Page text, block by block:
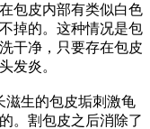
包皮内部有类似白色
掉的。这种情况是包
干净，只要存在包皮
发炎。
滋生的包皮垢刺激龟
。割包皮之后消除了